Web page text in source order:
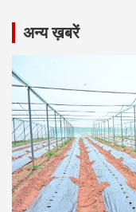
अन्य ख़बरें